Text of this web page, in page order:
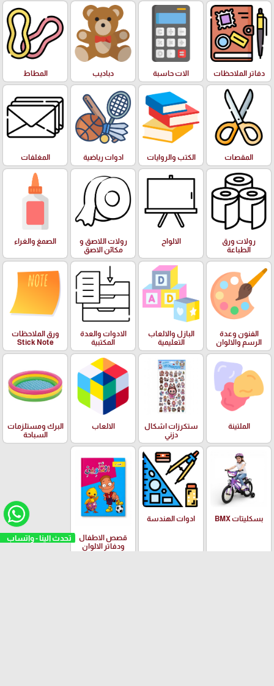
تحدث الينا - واتساب
دفاتر الملاحظات الات حاسبة دباديب المطاط
المقصات الكتب والروايات ادوات رياضية المغلفات
رولات ورق
الطباعة
الالواح
رولات اللاصق و
مكائن الاصق
الصمغ والغراء
الفنون وعدة
الرسم والالوان
البازل والالعاب
التعليمية
الادوات والعدة
المكتبية
ورق الملاحظات
Stick Note
الملتينة
ستكرزات اشكال
دزني
الالعاب
البرك ومستلزمات
السباحة
بسكليتات BMX ادوات الهندسة
قصص الاطفال
ودفاتر الالوان